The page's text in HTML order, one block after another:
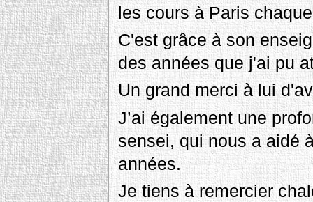
les cours à Paris
C'est grâce à son
des années que j'ai pu
Un grand merci à lui
J’ai également une
sensei, qui nous a aidé
années.
Je tiens à remercier